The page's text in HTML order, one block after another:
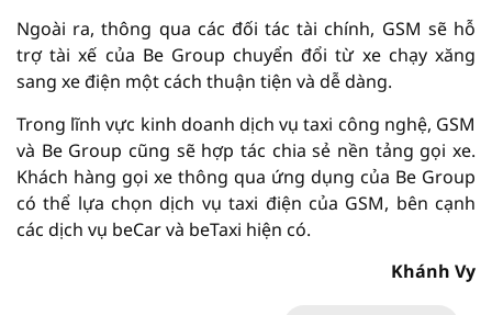
Ngoài ra, thông qua các đối tác tài chính, GSM sẽ hỗ
trợ tài xế của Be Group chuyển đổi từ xe chạy xăng
sang xe điện một cách thuận tiện và dễ dàng.
Trong lĩnh vực kinh doanh dịch vụ taxi công nghệ, GSM
và Be Group cũng sẽ hợp tác chia sẻ nền tảng gọi xe.
Khách hàng gọi xe thông qua ứng dụng của Be Group
có thể lựa chọn dịch vụ taxi điện của GSM, bên cạnh
các dịch vụ beCar và beTaxi hiện có.
Khánh Vy